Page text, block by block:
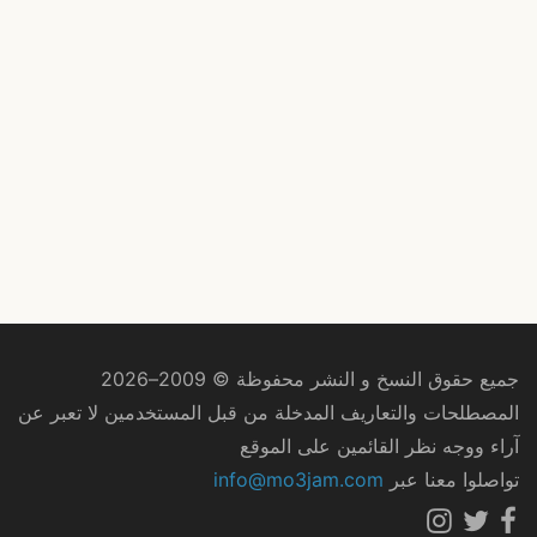
جميع حقوق النسخ و النشر محفوظة © 2009–2026
المصطلحات والتعاريف المدخلة من قبل المستخدمين لا تعبر عن
آراء ووجه نظر القائمين على الموقع
تواصلوا معنا عبر info@mo3jam.com